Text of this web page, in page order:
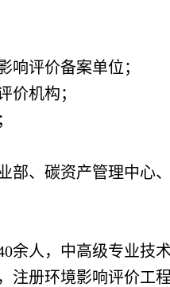
响评价备案单位；
价机构；
部、碳资产管理中心
余人，中高级专业技
注册环境影响评价工